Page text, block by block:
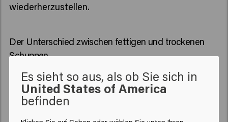
wiederherzustellen.
Der Unterschied zwischen fettigen und trockenen
Schuppen
und erfordern eine gezielte Behandlung. Für eine
effektive Behandlung ist es wichtig zu wissen, ob
Es sieht so aus, als ob Sie sich in
United States of America
befinden